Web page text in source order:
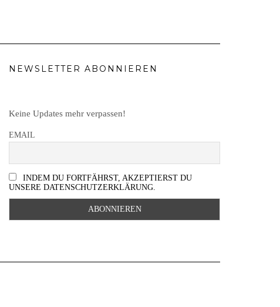
NEWSLETTER ABONNIEREN
Keine Updates mehr verpassen!
EMAIL
INDEM DU FORTFÄHRST, AKZEPTIERST DU
UNSERE DATENSCHUTZERKLÄRUNG.